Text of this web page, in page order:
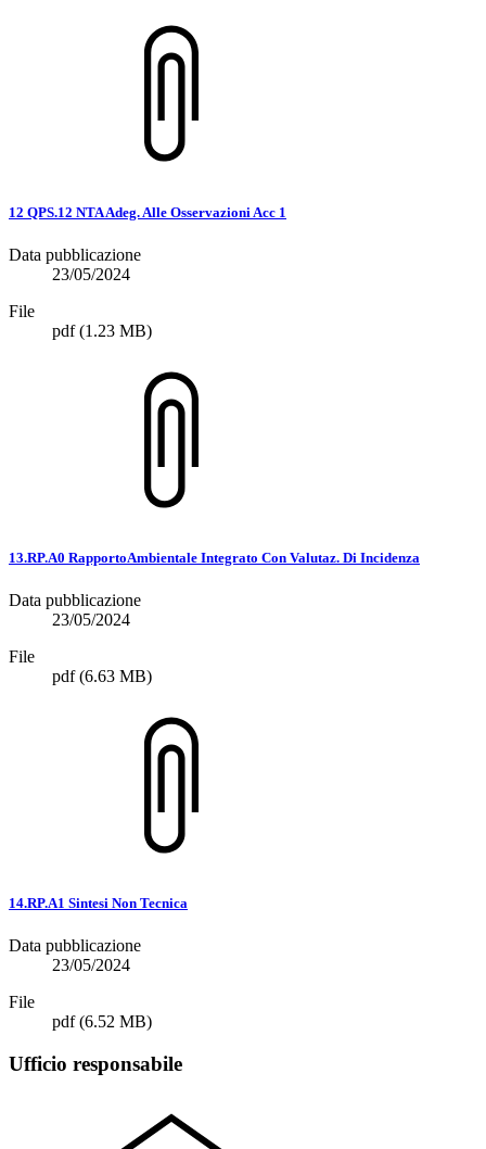
12 QPS.12 NTA Adeg. Alle Osservazioni Acc 1
Data pubblicazione
23/05/2024
File
pdf(1.23 MB)
13.RP.A0 RapportoAmbientale Integrato Con Valutaz. Di Incidenza
Data pubblicazione
23/05/2024
File
pdf(6.63 MB)
14.RP.A1 Sintesi Non Tecnica
Data pubblicazione
23/05/2024
File
pdf(6.52 MB)
Ufficio responsabile